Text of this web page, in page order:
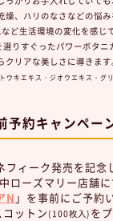
燥、ハリのなさなどの悩み
ど生活環境の変化を感じ
りすぐったパワーボタニ
クリアな美しさに導きます
ウキエキス・ジオウエキス・グ
予約キャンペー
フィーク発売を記念
ローズマリー店舗に
N 」を事前にご予約
ットン (100枚入) を